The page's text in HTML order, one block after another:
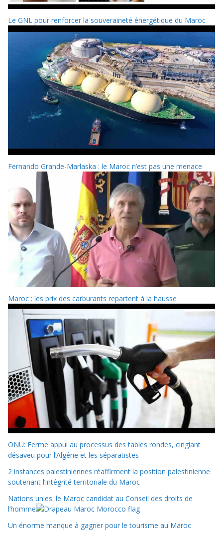
Le GNL pour renforcer la souveraineté énergétique du Maroc
Fernando Grande-Marlaska : le Maroc n’est pas une menace
Maroc : les prix des carburants repartent à la hausse
ONU: Ferme appui au processus des tables rondes, cinglant
désaveu pour l’Algérie et les séparatistes
2 instances palestiniennes réaffirment la position palestinienne
soutenant l’intégrité territoriale du Maroc
Nations unies: le Maroc candidat au Conseil des droits de
l’homme
Un énorme manque à gagner pour le tourisme au Maroc